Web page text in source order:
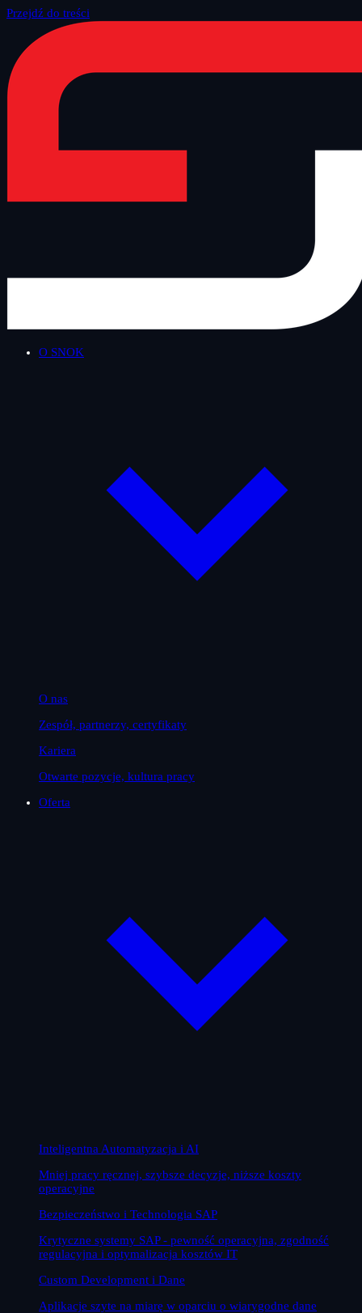
Przejdź do treści
O SNOK
O nas
Zespół, partnerzy, certyfikaty
Kariera
Otwarte pozycje, kultura pracy
Oferta
Inteligentna Automatyzacja i AI
Mniej pracy ręcznej, szybsze decyzje, niższe koszty
operacyjne
Bezpieczeństwo i Technologia SAP
Krytyczne systemy SAP - pewność operacyjna, zgodność
regulacyjna i optymalizacja kosztów IT
Custom Development i Dane
Aplikacje szyte na miarę w oparciu o wiarygodne dane
Strona główna